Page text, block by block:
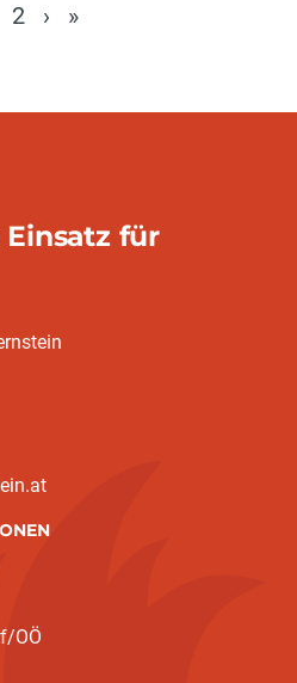
2 › »
für
OÖ